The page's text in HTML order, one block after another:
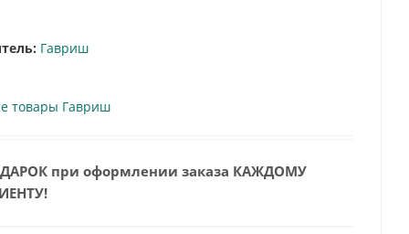
Гавриш
товары Гавриш
при оформлении заказа КАЖДОМУ